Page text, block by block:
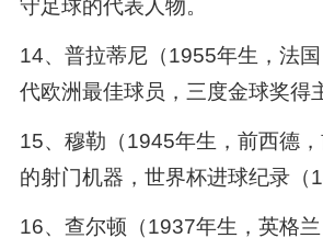
守足球的代表人物。
14、普拉蒂尼（1955年生，法
代欧洲最佳球员，三度金球奖得
15、穆勒（1945年生，前西德
的射门机器，世界杯进球纪录（
16、查尔顿（1937年生，英格